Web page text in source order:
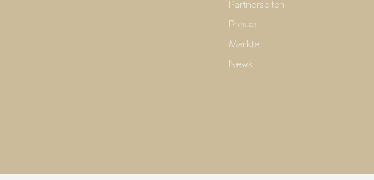
Partnerseiten
Presse
Märkte
News